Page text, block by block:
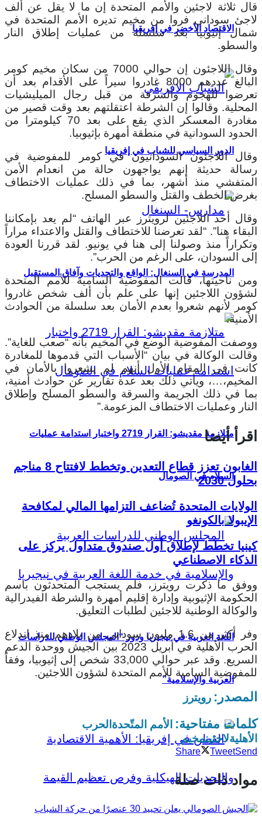
الاقتصاد الأخضر في إفريقيا
الدور السياسي للشباب في إفريقيا
المدرسة في السنغال: الواقع والتحديات وآفاق المستقبل
متلازمة مقديشو: القرار 2719 واختبار استدامة عمليات
السلام في الصومال
اللغة العربية في نيجيريا ودور “المجلس الوطني للدراسات
العربية والإسلامية”
قال ثلاثة لاجئين والأمم المتحدة إن ما لا يقل عن ألف
لاجئ سوداني فروا من مخيم تديره الأمم المتحدة في
شمال إثيوبيا بعد سلسلة من عمليات إطلاق النار
والسطو.
وقال اللاجئون إن حوالي 7000 من سكان مخيم كومر
البالغ عددهم 8000 غادروا سيراً على الأقدام بعد أن
تعرضوا للهجوم والسرقة من قبل رجال الميليشيات
المحلية. وقالوا إن الشرطة اعتقلتهم بعد وقت قصير من
مغادرة المعسكر الذي يقع على بعد 70 كيلومترا من
الحدود السودانية في منطقة أمهرة بإثيوبيا.
وقال اللاجئون السودانيون في كومر للمفوضية في
رسالة حديثة إنهم يواجهون حالة من انعدام الأمن
المتفشي منذ أشهر، بما في ذلك عمليات الاختطاف
بغرض الخطف والقتل والسطو المسلح.
وقال أحد اللاجئين لرويترز عبر الهاتف “لم يعد بإمكاننا
البقاء هنا”. “لقد تعرضنا للاختطاف والقتل والاعتداء مراراً
وتكراراً منذ وصولنا إلى هنا في يونيو. لقد قررنا العودة
إلى السودان، على الرغم من الحرب”.
ومن ناحيتها، قالت المفوضية السامية للأمم المتحدة
لشؤون اللاجئين إنها على علم بأن ألف شخص غادروا
كومر لأنهم شعروا بعدم الأمان بعد سلسلة من الحوادث
الأمنية.
ووصفت المفوضية الوضع في المخيم بأنه “صعب للغاية”.
وقالت الوكالة في بيان “الأسباب التي قدموها للمغادرة
كانت في المقام الأول أنهم لم يشعروا بالأمان في
المخيم،…، ويأتي ذلك بعد عدة تقارير عن حوادث أمنية،
بما في ذلك الجريمة والسرقة والسطو المسلح وإطلاق
النار وعمليات الاختطاف المزعومة.”
اقرأ أيضا
الغابون تعزز قطاع التعدين وتخطط لافتتاح 8 مناجم
بحلول 2030
الولايات المتحدة تُضاعف التزامها المالي لمكافحة
الإيبولا بالكونغو
كينيا تخطط لإطلاق أول صندوق متداول يركز على
الذكاء الاصطناعي
ووفق ما ذكرت رويترز، فلم يستجب المتحدثون باسم
الحكومة الإثيوبية وإدارة إقليم أمهرة والشرطة الفيدرالية
والوكالة الوطنية للاجئين لطلبات التعليق.
وفر أكثر من 1.6 مليون سوداني من بلادهم منذ اندلاع
الحرب الأهلية في أبريل 2023 بين الجيش ووحدة الدعم
السريع. وقد عبر حوالي 33,000 شخص إلى إثيوبيا، وفقاً
للمفوضية السامية للأمم المتحدة لشؤون اللاجئين.
المصدر: رويترز
كلمات مفتاحية: الأمم المتّحدة الحرب
الأهليةلاجئينمخيم
Share TweetSend
مواد ذات صلة